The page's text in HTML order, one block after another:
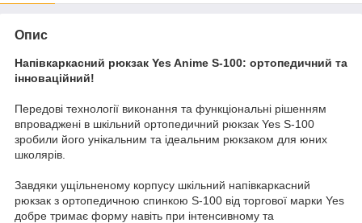
Опис
Напівкаркасний рюкзак Yes Anime S-100: ортопедичний та
інноваційний!
Передові технології виконання та функціональні рішенням
впроваджені в шкільний ортопедичний рюкзак Yes S-100
зробили його унікальним та ідеальним рюкзаком для юних
школярів.
Завдяки ущільненому корпусу шкільний напівкаркасний
рюкзак з ортопедичною спинкою S-100 від торгової марки Yes
добре тримає форму навіть при інтенсивному та